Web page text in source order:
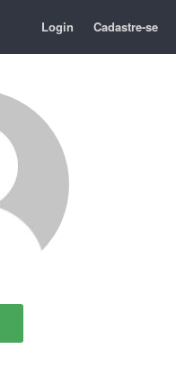
Login Cadastre-se